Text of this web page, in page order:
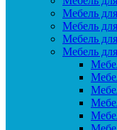
Мебель
Мебель
Мебель
Мебель